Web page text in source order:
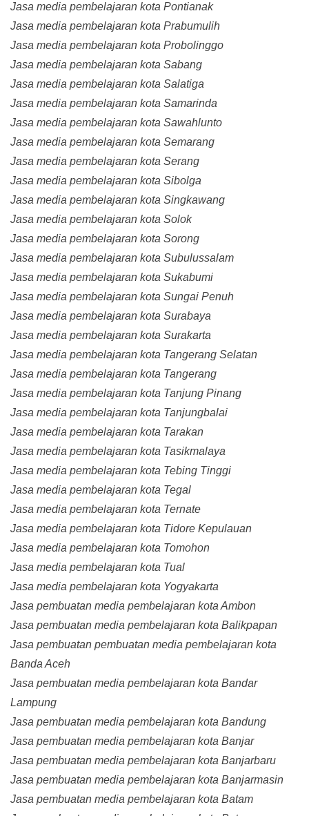
Jasa media pembelajaran kota Pontianak
Jasa media pembelajaran kota Prabumulih
Jasa media pembelajaran kota Probolinggo
Jasa media pembelajaran kota Sabang
Jasa media pembelajaran kota Salatiga
Jasa media pembelajaran kota Samarinda
Jasa media pembelajaran kota Sawahlunto
Jasa media pembelajaran kota Semarang
Jasa media pembelajaran kota Serang
Jasa media pembelajaran kota Sibolga
Jasa media pembelajaran kota Singkawang
Jasa media pembelajaran kota Solok
Jasa media pembelajaran kota Sorong
Jasa media pembelajaran kota Subulussalam
Jasa media pembelajaran kota Sukabumi
Jasa media pembelajaran kota Sungai Penuh
Jasa media pembelajaran kota Surabaya
Jasa media pembelajaran kota Surakarta
Jasa media pembelajaran kota Tangerang Selatan
Jasa media pembelajaran kota Tangerang
Jasa media pembelajaran kota Tanjung Pinang
Jasa media pembelajaran kota Tanjungbalai
Jasa media pembelajaran kota Tarakan
Jasa media pembelajaran kota Tasikmalaya
Jasa media pembelajaran kota Tebing Tinggi
Jasa media pembelajaran kota Tegal
Jasa media pembelajaran kota Ternate
Jasa media pembelajaran kota Tidore Kepulauan
Jasa media pembelajaran kota Tomohon
Jasa media pembelajaran kota Tual
Jasa media pembelajaran kota Yogyakarta
Jasa pembuatan media pembelajaran kota Ambon
Jasa pembuatan media pembelajaran kota Balikpapan
Jasa pembuatan pembuatan media pembelajaran kota
Banda Aceh
Jasa pembuatan media pembelajaran kota Bandar
Lampung
Jasa pembuatan media pembelajaran kota Bandung
Jasa pembuatan media pembelajaran kota Banjar
Jasa pembuatan media pembelajaran kota Banjarbaru
Jasa pembuatan media pembelajaran kota Banjarmasin
Jasa pembuatan media pembelajaran kota Batam